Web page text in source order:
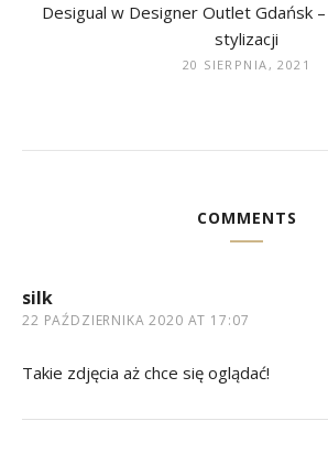
Desigual w Designer Outlet Gdańsk
stylizacji
20 SIERPNIA, 2021
COMMENTS
silk
22 PAŹDZIERNIKA 2020 AT 17:07
Takie zdjęcia aż chce się oglądać!